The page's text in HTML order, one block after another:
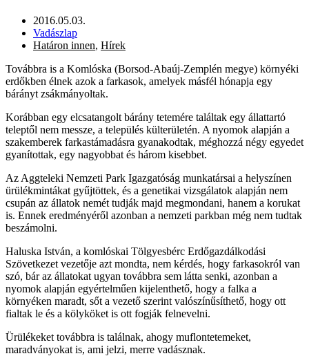
2016.05.03.
Vadászlap
Határon innen, Hírek
Továbbra is a Komlóska (Borsod-Abaúj-Zemplén megye) környéki
erdőkben élnek azok a farkasok, amelyek másfél hónapja egy
bárányt zsákmányoltak.
Korábban egy elcsatangolt bárány tetemére találtak egy állattartó
teleptől nem messze, a település külterületén. A nyomok alapján a
szakemberek farkastámadásra gyanakodtak, méghozzá négy egyedet
gyanítottak, egy nagyobbat és három kisebbet.
Az Aggteleki Nemzeti Park Igazgatóság munkatársai a helyszínen
ürülékmintákat gyűjtöttek, és a genetikai vizsgálatok alapján nem
csupán az állatok nemét tudják majd megmondani, hanem a korukat
is. Ennek eredményéről azonban a nemzeti parkban még nem tudtak
beszámolni.
Haluska István, a komlóskai Tölgyesbérc Erdőgazdálkodási
Szövetkezet vezetője azt mondta, nem kérdés, hogy farkasokról van
szó, bár az állatokat ugyan továbbra sem látta senki, azonban a
nyomok alapján egyértelműen kijelenthető, hogy a falka a
környéken maradt, sőt a vezető szerint valószínűsíthető, hogy ott
fialtak le és a kölyköket is ott fogják felnevelni.
Ürülékeket továbbra is találnak, ahogy muflontetemeket,
maradványokat is, ami jelzi, merre vadásznak.